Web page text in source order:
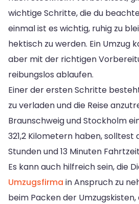
wichtige Schritte, die du
einmal ist es wichtig, ruhig zu
hektisch zu werden. Ein Umzug
aber mit der richtigen
reibungslos ablaufen.
Einer der ersten Schritte
zu verladen und die Reise
Braunschweig und Stockholm
321,2 Kilometern haben, solltest
Stunden und 13 Minuten
Es kann auch hilfreich sein, die
Umzugsfirma in Anspruch zu
beim Packen der Umzugskisten,